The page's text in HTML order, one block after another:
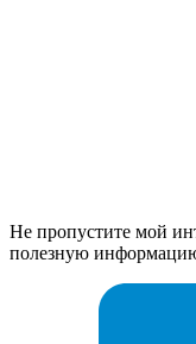
Не пропустите мой
полезную